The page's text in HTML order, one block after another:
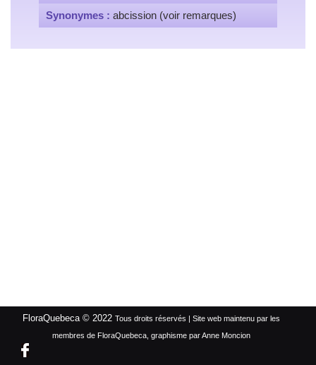
Synonymes : abcission (voir remarques)
FloraQuebeca © 2022 Tous droits réservés | Site web maintenu par les
membres de FloraQuebeca, graphisme par Anne Moncion